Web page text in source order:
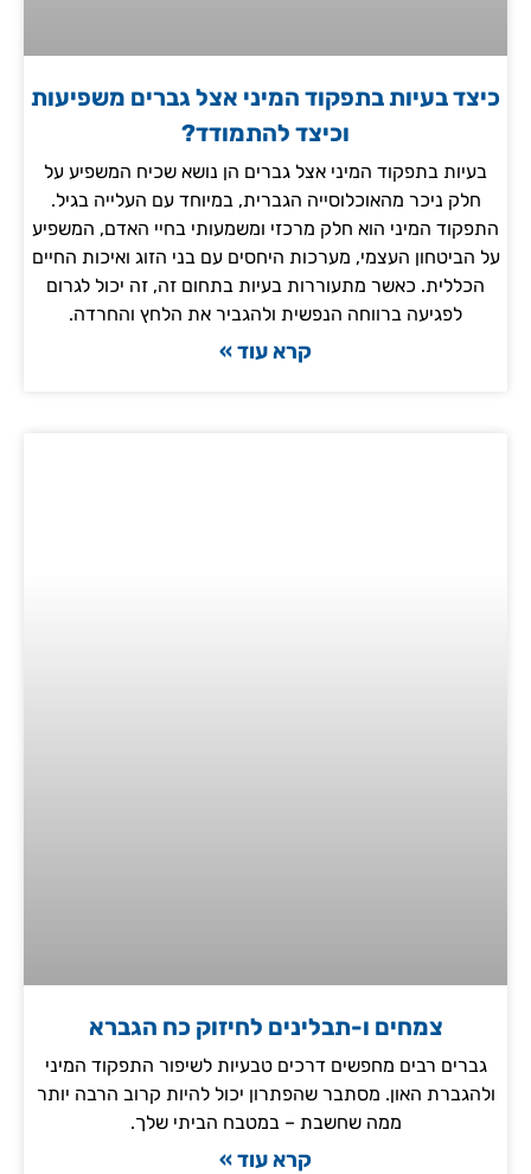
כיצד בעיות בתפקוד המיני אצל גברים משפיעות
וכיצד להתמודד?
בעיות בתפקוד המיני אצל גברים הן נושא שכיח המשפיע על
חלק ניכר מהאוכלוסייה הגברית, במיוחד עם העלייה בגיל.
התפקוד המיני הוא חלק מרכזי ומשמעותי בחיי האדם, המשפיע
על הביטחון העצמי, מערכות היחסים עם בני הזוג ואיכות החיים
הכללית. כאשר מתעוררות בעיות בתחום זה, זה יכול לגרום
לפגיעה ברווחה הנפשית ולהגביר את הלחץ והחרדה.
קרא עוד »
צמחים ו-תבלינים לחיזוק כח הגברא
גברים רבים מחפשים דרכים טבעיות לשיפור התפקוד המיני
ולהגברת האון. מסתבר שהפתרון יכול להיות קרוב הרבה יותר
ממה שחשבת – במטבח הביתי שלך.
קרא עוד »